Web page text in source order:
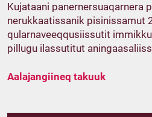
Kujataani panernersuaqarnera
nerukkaatissanik pisinissamut
qularnaveeqqusiissutit
pillugu ilassutitut
Aalajangiineq takuuk